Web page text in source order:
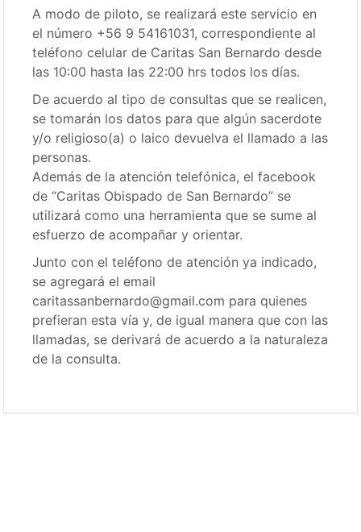
A modo de piloto, se realizará este servicio en
el número +56 9 54161031, correspondiente al
teléfono celular de Caritas San Bernardo desde
las 10:00 hasta las 22:00 hrs todos los días.
De acuerdo al tipo de consultas que se realicen,
se tomarán los datos para que algún sacerdote
y/o religioso(a) o laico devuelva el llamado a las
personas.
Además de la atención telefónica, el facebook
de “Caritas Obispado de San Bernardo” se
utilizará como una herramienta que se sume al
esfuerzo de acompañar y orientar.
Junto con el teléfono de atención ya indicado,
se agregará el email
caritassanbernardo@gmail.com para quienes
prefieran esta vía y, de igual manera que con las
llamadas, se derivará de acuerdo a la naturaleza
de la consulta.